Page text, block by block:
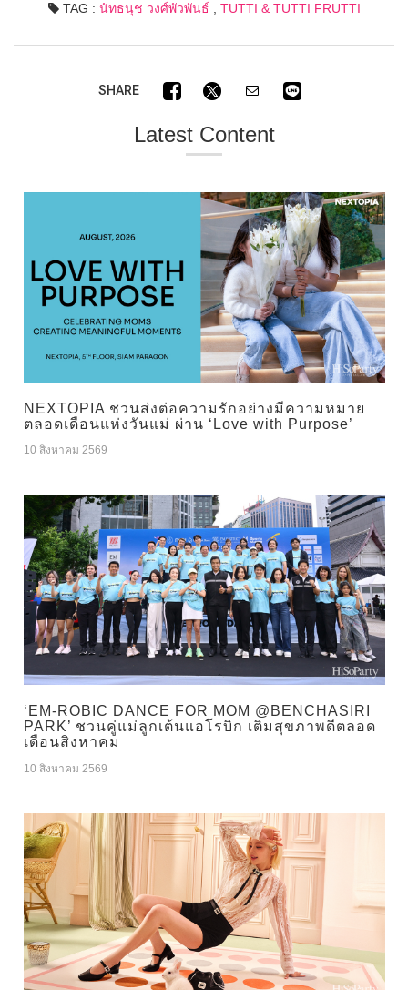
TAG : นัทธนุช วงศ์พัวพันธ์ TUTTI & TUTTI FRUTTI
SHARE
Latest Content
NEXTOPIA ชวนส่งต่อความรักอย่างมีความหมาย
ตลอดเดือนแห่งวันแม่ ผ่าน ‘Love with Purpose’
10 สิงหาคม 2569
‘EM-ROBIC DANCE FOR MOM @BENCHASIRI
PARK’ ชวนคู่แม่ลูกเต้นแอโรบิก เติมสุขภาพดีตลอด
เดือนสิงหาคม
10 สิงหาคม 2569